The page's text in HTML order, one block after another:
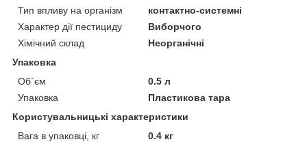
Тип впливу на організм
контактно-системні
Характер дії пестициду
Виборчого
Хімічний склад
Неорганічні
Упаковка
Об`єм
0.5 л
Упаковка
Пластикова тара
Користувальницькі характеристики
Вага в упаковці, кг
0.4 кг